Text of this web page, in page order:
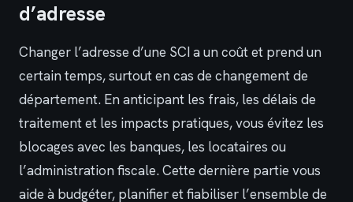
d’adresse
Changer l’adresse d’une SCI a un coût et prend un
certain temps, surtout en cas de changement de
département. En anticipant les frais, les délais de
traitement et les impacts pratiques, vous évitez les
blocages avec les banques, les locataires ou
l’administration fiscale. Cette dernière partie vous
aide à budgéter, planifier et fiabiliser l’ensemble de